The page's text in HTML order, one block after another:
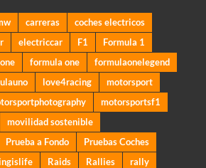
carreras
coches electricos
electriccar F1
Formula 1
formula one
formulaonelegend
love4racing
motorsport
motorsportsf1
movilidad sostenible
Prueba a Fondo
Pruebas Coches
Raids Rallies
rally